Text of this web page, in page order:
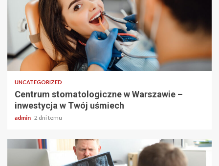
2 min odczytu
UNCATEGORIZED
Centrum stomatologiczne w Warszawie –
inwestycja w Twój uśmiech
admin 2 dni temu